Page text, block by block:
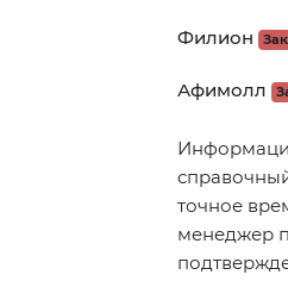
Филион
Афимолл
точное
менеджер